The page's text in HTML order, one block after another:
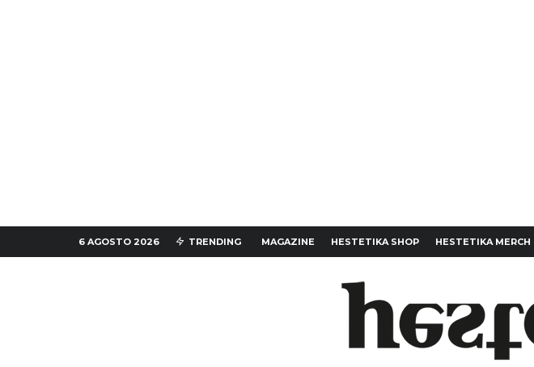
6 AGOSTO 2026 TRENDING MAGAZINE HESTETIKA SHOP HESTETIKA MERCH